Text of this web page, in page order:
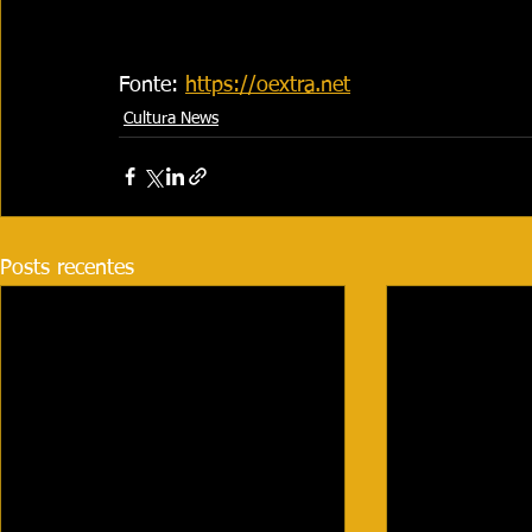
Fonte: https://oextra.net
Cultura News
Posts recentes